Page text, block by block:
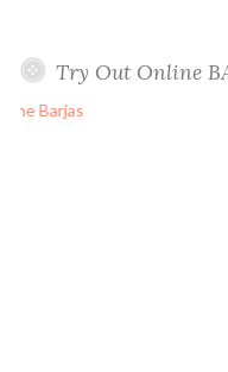
Try Out Online